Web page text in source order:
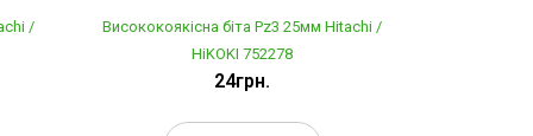
/
Висококоякісна біта Pz3 25мм Hitachi /
HiKOKI 752278
24грн.